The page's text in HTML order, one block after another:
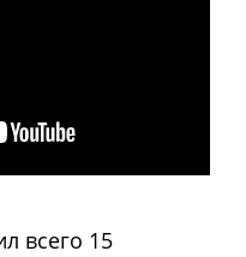
всего 15